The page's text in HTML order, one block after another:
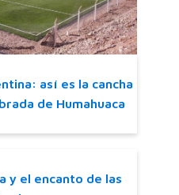
así es la cancha
de Humahuaca
y el encanto de las